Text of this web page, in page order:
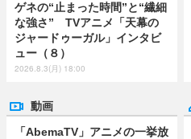
ゲネの“止まった時間”と“繊細
な強さ” TVアニメ「天幕の
ジャードゥーガル」インタビ
ュー（８）
2026.8.3(月) 18:00
動画
「AbemaTV」アニメの一挙放